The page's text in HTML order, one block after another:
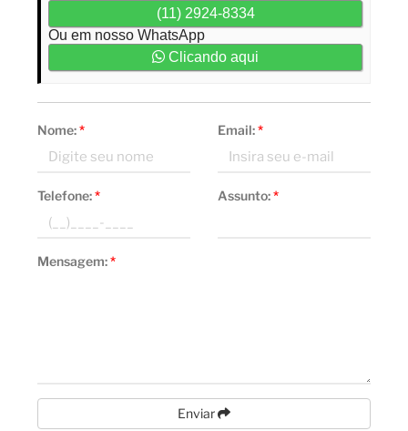
(11) 2924-8334
Ou em nosso WhatsApp
Clicando aqui
Nome:* Email:*
Telefone:* Assunto:*
Mensagem:*
Enviar